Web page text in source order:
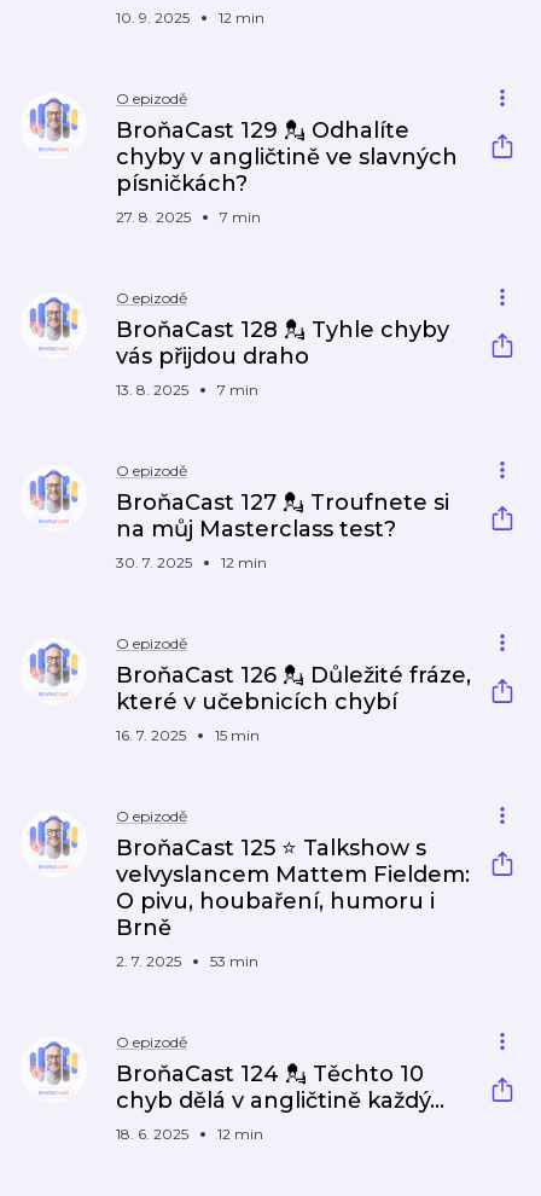
10. 9. 2025 12 min
O epizodě
BroňaCast 129 💂 Odhalíte
chyby v angličtině ve slavných
písničkách?
27. 8. 2025 7 min
O epizodě
BroňaCast 128 💂 Tyhle chyby
vás přijdou draho
13. 8. 2025 7 min
O epizodě
BroňaCast 127 💂 Troufnete si
na můj Masterclass test?
30. 7. 2025 12 min
O epizodě
BroňaCast 126 💂 Důležité fráze,
které v učebnicích chybí
16. 7. 2025 15 min
O epizodě
BroňaCast 125 ⭐ Talkshow s
velvyslancem Mattem Fieldem:
O pivu, houbaření, humoru i
Brně
2. 7. 2025 53 min
O epizodě
BroňaCast 124 💂 Těchto 10
chyb dělá v angličtině každý...
18. 6. 2025 12 min